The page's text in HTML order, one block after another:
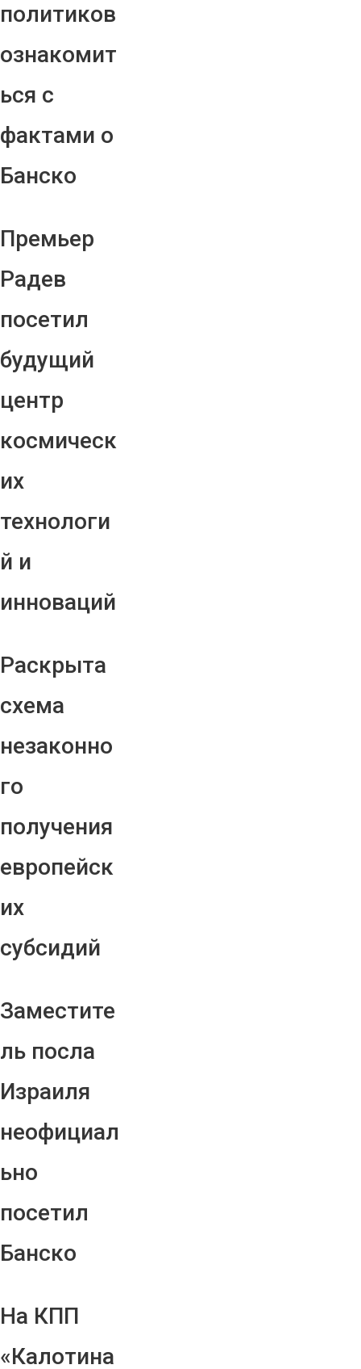
политиков
ознакомит
ься с
фактами о
Банско
Премьер
Радев
посетил
будущий
центр
космическ
их
технологи
й и
инноваций
Раскрыта
схема
незаконно
го
получения
европейск
их
субсидий
Заместите
ль посла
Израиля
неофициал
ьно
посетил
Банско
На КПП
«Калотина